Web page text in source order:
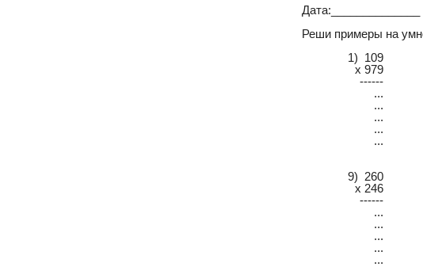
Реши примеры на
1) 109
x 979
------
...
...
...
...
...
9) 260
x 246
------
...
...
...
...
...